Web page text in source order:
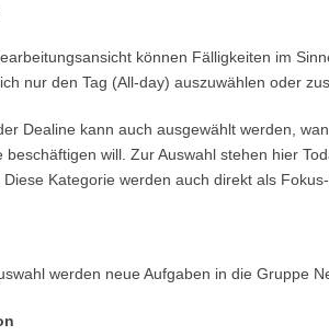
können Fälligkeiten im
nur den Tag (All-day) auszuwählen oder
Dealine kann auch ausgewählt werden,
beschäftigen will. Zur Auswahl stehen hier
Diese Kategorie werden auch direkt als
werden neue Aufgaben in die Gruppe